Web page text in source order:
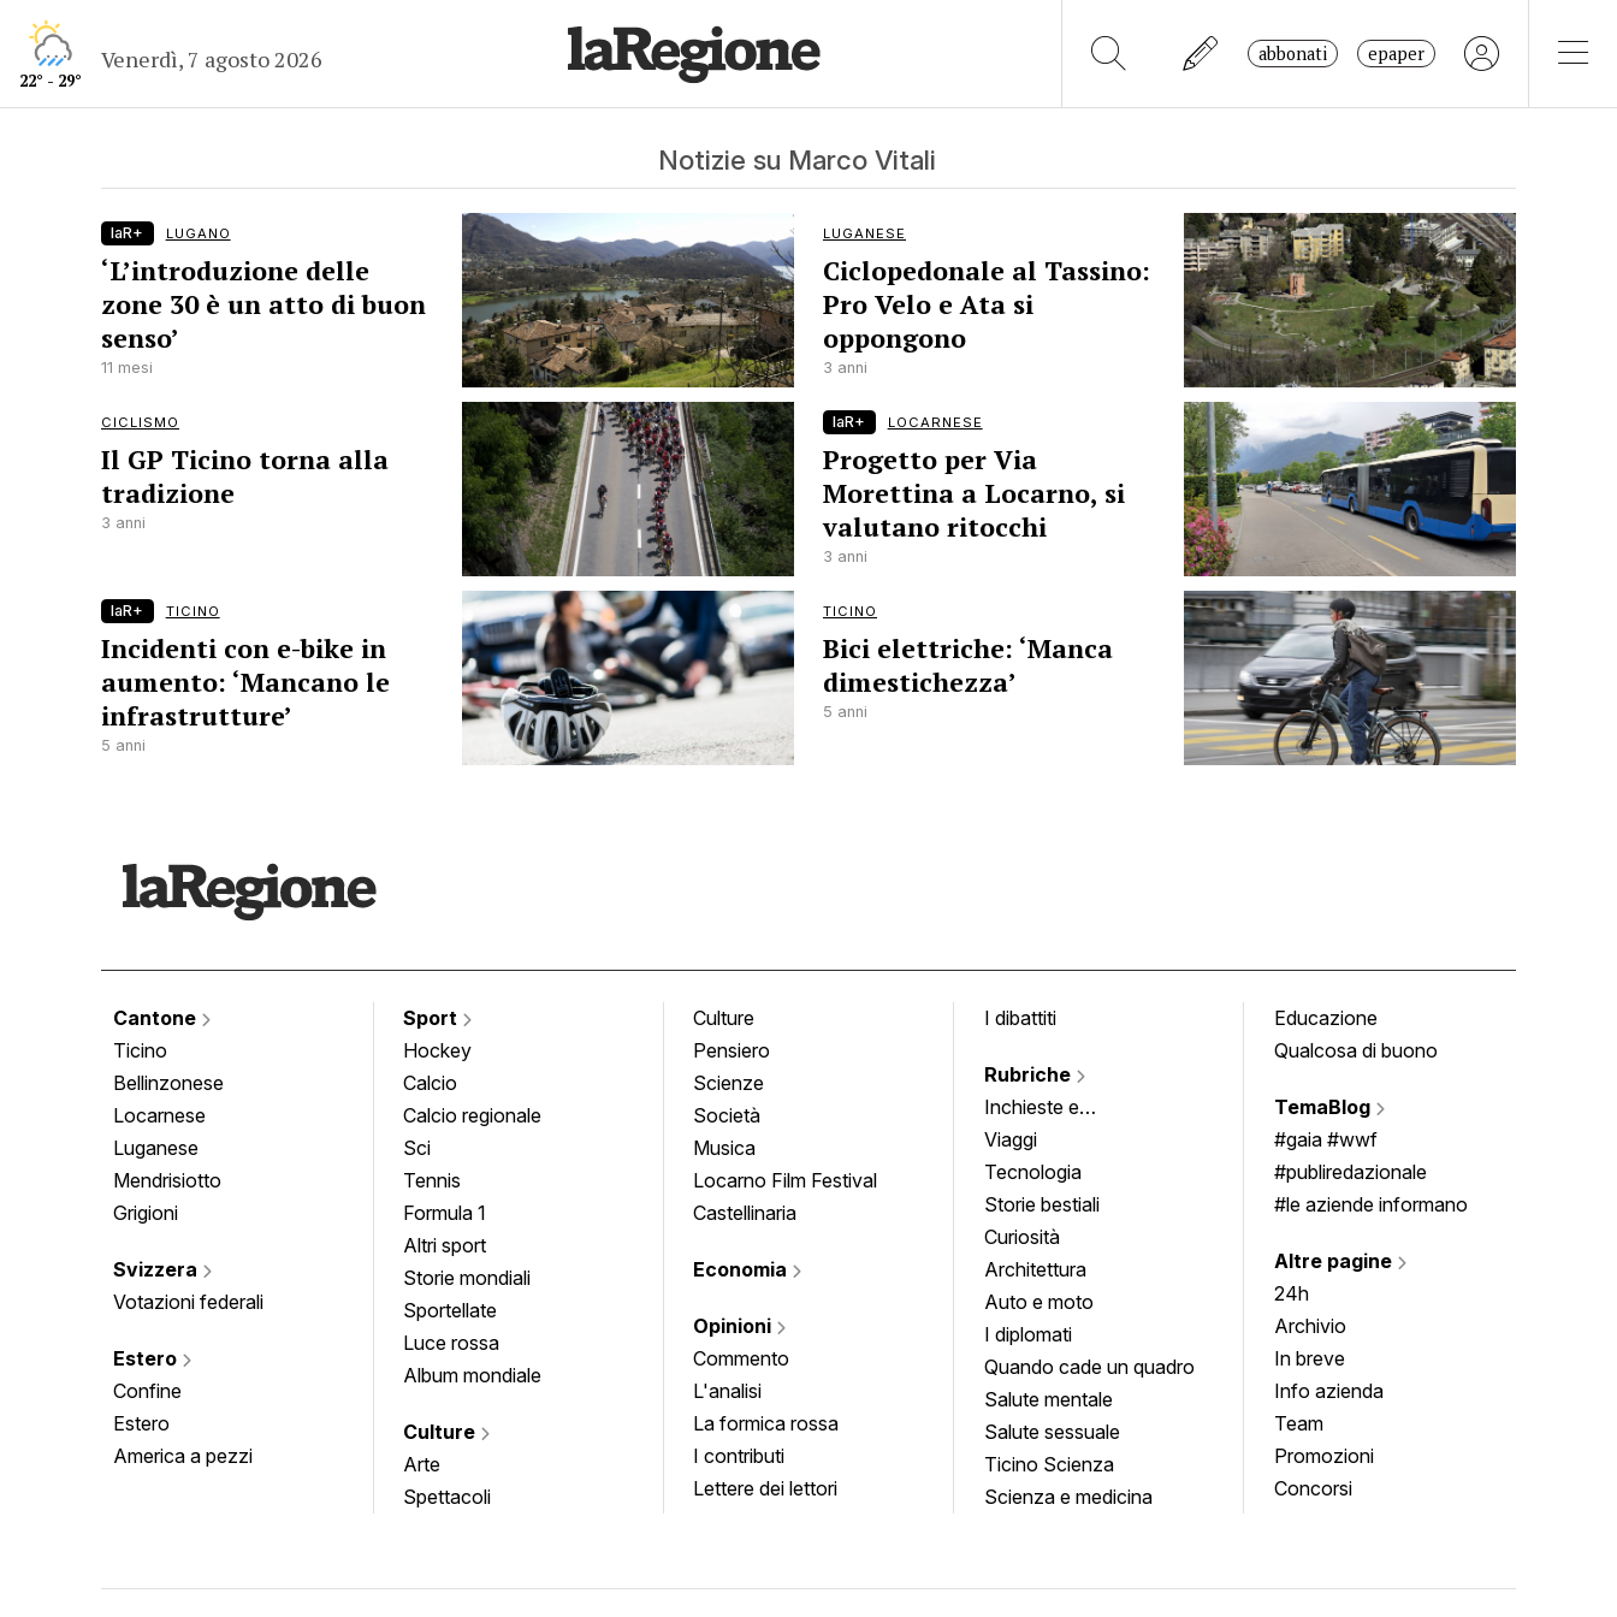
22° - 29°
Venerdì, 7 agosto 2026 abbonati epaper
Notizie su Marco Vitali
laR+ LUGANO
‘L’introduzione delle
zone 30 è un atto di buon
senso’
11 mesi
LUGANESE
Ciclopedonale al Tassino:
Pro Velo e Ata si
oppongono
3 anni
CICLISMO
Il GP Ticino torna alla
tradizione
3 anni
laR+ LOCARNESE
Progetto per Via
Morettina a Locarno, si
valutano ritocchi
3 anni
laR+ TICINO
Incidenti con e-bike in
aumento: ‘Mancano le
infrastrutture’
5 anni
TICINO
Bici elettriche: ‘Manca
dimestichezza’
5 anni
Cantone
Ticino
Bellinzonese
Locarnese
Luganese
Mendrisiotto
Grigioni
Svizzera
Votazioni federali
Estero
Confine
Estero
America a pezzi
Sport
Hockey
Calcio
Calcio regionale
Sci
Tennis
Formula 1
Altri sport
Storie mondiali
Sportellate
Luce rossa
Album mondiale
Culture
Arte
Spettacoli
Culture
Pensiero
Scienze
Società
Musica
Locarno Film Festival
Castellinaria
Economia
Opinioni
Commento
L'analisi
La formica rossa
I contributi
Lettere dei lettori
I dibattiti
Rubriche
Inchieste e
approfondimenti
Viaggi
Tecnologia
Storie bestiali
Curiosità
Architettura
Auto e moto
I diplomati
Quando cade un quadro
Salute mentale
Salute sessuale
Ticino Scienza
Scienza e medicina
Educazione
Qualcosa di buono
TemaBlog
#gaia #wwf
#publiredazionale
#le aziende informano
Altre pagine
24h
Archivio
In breve
Info azienda
Team
Promozioni
Concorsi